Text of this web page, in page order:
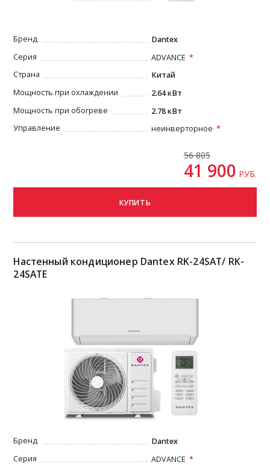
Бренд
Dantex
Серия
ADVANCE
Страна
Китай
Мощность при охлаждении
2.64 кВт
Мощность при обогреве
2.78 кВт
Управление
неинверторное
56 805
41 900 РУБ.
КУПИТЬ
Настенный кондиционер Dantex RK-24SAT/ RK-
24SATE
Бренд
Dantex
Серия
ADVANCE